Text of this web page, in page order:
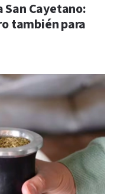
San Cayetano:
también para